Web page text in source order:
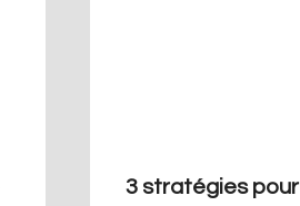
3 stratégies pour